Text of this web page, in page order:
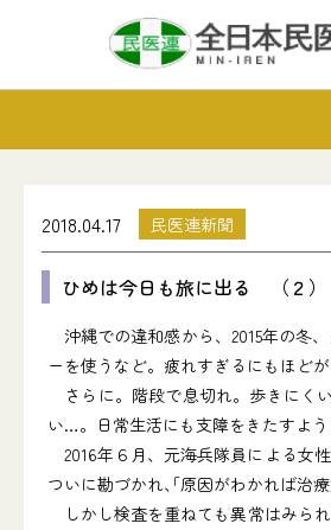
2018.04.17 民医連新聞
ひめは今日も旅に出る （２
沖縄での違和感から、2015年の冬
ーを使うなど。疲れすぎるにもほど
さらに。階段で息切れ。歩きにく
い…。日常生活にも支障をきたすよう
2016年６月、元海兵隊員による女
ついに勘づかれ､｢原因がわかれば治
しかし検査を重ねても異常はみら